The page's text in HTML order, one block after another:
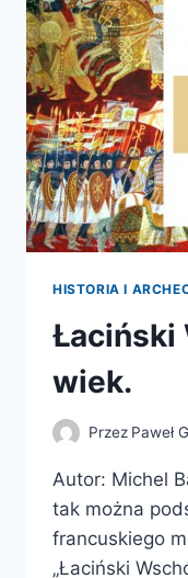
HISTORIA I
Łaciński
wiek.
Przez Paweł
Autor: Michel
tak można
francuskiego
„Łaciński